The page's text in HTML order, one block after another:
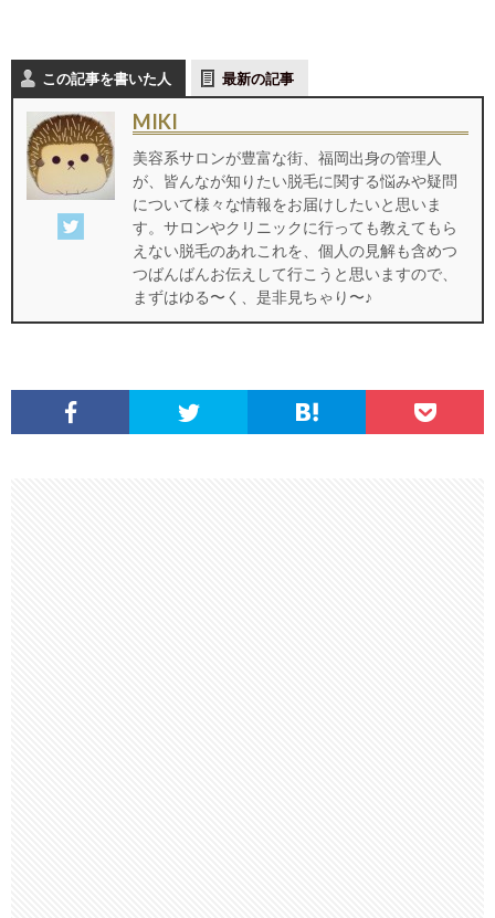
この記事を書いた人 最新の記事
MIKI
美容系サロンが豊富な街、福岡出身の管理人
が、皆んなが知りたい脱毛に関する悩みや疑問
について様々な情報をお届けしたいと思いま
す。サロンやクリニックに行っても教えてもら
えない脱毛のあれこれを、個人の見解も含めつ
つばんばんお伝えして行こうと思いますので、
まずはゆる〜く、是非見ちゃり〜♪